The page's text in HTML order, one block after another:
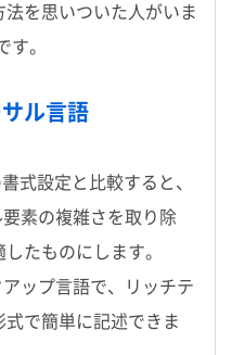
を思いついた人がいま
す。
ル言語
式設定と比較すると、
素の複雑さを取り除
たものにします。
ップ言語で、リッチテ
で簡単に記述できま